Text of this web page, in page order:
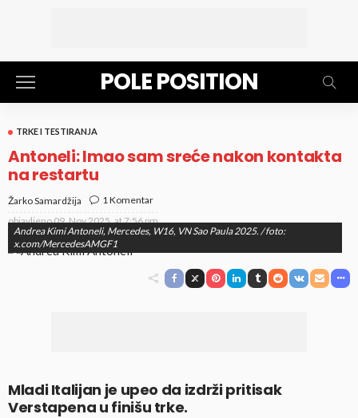
POLE POSITION
TRKE I TESTIRANJA
Antoneli: Imao sam sreće nakon kontakta
na restartu
Žarko Samardžija
1 Komentar
objavljeno09. Nov 2025. at 7:56 pm
Andrea Kimi Antoneli, Mercedes, W16, VN Sao Paula 2025. / foto:
x.com/MercedesAMGF1
Mladi Italijan je upeo da izdrži pritisak
Verstapena u finišu trke.